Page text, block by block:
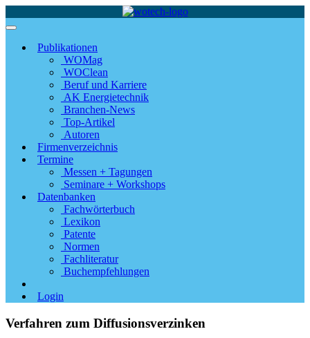
Publikationen
WOMag
WOClean
Beruf und Karriere
AK Energietechnik
Branchen-News
Top-Artikel
Autoren
Firmenverzeichnis
Termine
Messen + Tagungen
Seminare + Workshops
Datenbanken
Fachwörterbuch
Lexikon
Patente
Normen
Fachliteratur
Buchempfehlungen
Login
Verfahren zum Diffusionsverzinken